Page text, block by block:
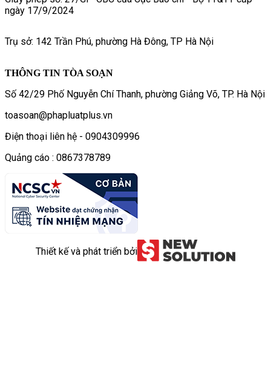
ngày 17/9/2024
Trụ sở: 142 Trần Phú, phường Hà Đông, TP Hà Nội
THÔNG TIN TÒA SOẠN
Số 42/29 Phố Nguyễn Chí Thanh, phường Giảng Võ, TP. Hà Nội
toasoan@phapluatplus.vn
Điện thoại liên hệ - 0904309996
Quảng cáo : 0867378789
Thiết kế và phát triển bởi